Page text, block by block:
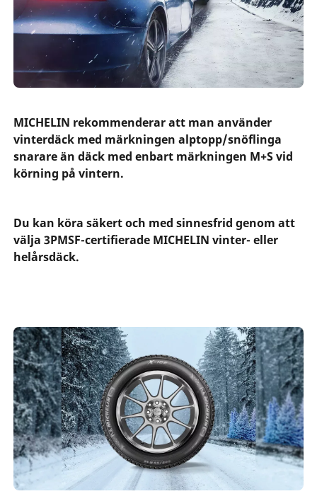
MICHELIN rekommenderar att man använder
vinterdäck med märkningen alptopp/snöflinga
snarare än däck med enbart märkningen M+S vid
körning på vintern.
Du kan köra säkert och med sinnesfrid genom att
välja 3PMSF-certifierade MICHELIN vinter- eller
helårsdäck.